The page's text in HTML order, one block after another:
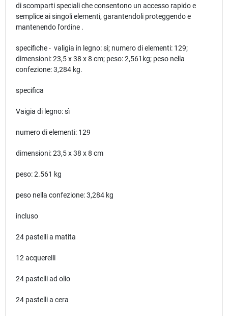
di scomparti speciali che consentono un accesso rapido e
semplice ai singoli elementi, garantendoli proteggendo e
mantenendo l'ordine .
specifiche - valigia in legno: sì; numero di elementi: 129;
dimensioni: 23,5 x 38 x 8 cm; peso: 2,561kg; peso nella
confezione: 3,284 kg.
specifica
Vaigia di legno: sì
numero di elementi: 129
dimensioni: 23,5 x 38 x 8 cm
peso: 2.561 kg
peso nella confezione: 3,284 kg
incluso
24 pastelli a matita
12 acquerelli
24 pastelli ad olio
24 pastelli a cera